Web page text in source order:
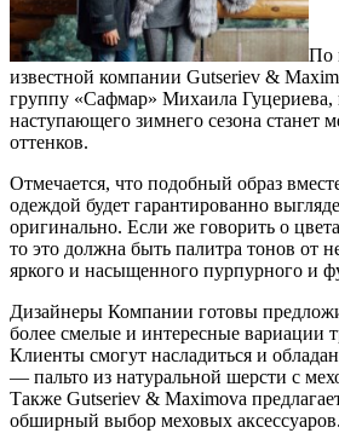
По
известной компании Gutseriev &
группу «Сафмар» Михаила Гуцериева,
наступающего зимнего сезона станет
оттенков.
Отмечается, что подобный образ
одеждой будет гарантированно
оригинально. Если же говорить о
то это должна быть палитра тонов от
яркого и насыщенного пурпурного и
Дизайнеры Компании готовы
более смелые и интересные вариации
Клиенты смогут насладиться и
— пальто из натуральной шерсти с
Также Gutseriev & Maximova
обширный выбор меховых аксессуаров.